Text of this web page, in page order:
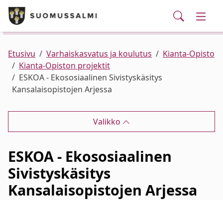
Siirry pääsisältöön
Puhelinluettelo/yhteystiedot
Palvelut
Ajankohtaista
Verkkokauppa
Haku
Kunta ja hallinto
Asuminen ja ympäristö
Varhaiskasvatus ja koulutus
Elinvoima
Etusivu Varhaiskasvatus ja koulutus
Kianta-Opisto
Kianta-Opiston projektit
ESKOA - Ekososiaalinen Sivistyskäsitys
Kansalaisopistojen Arjessa
Valikko
ESKOA - Ekososiaalinen
Sivistyskäsitys
Kansalaisopistojen Arjessa